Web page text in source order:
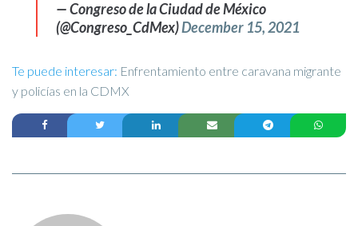
— Congreso de la Ciudad de México
(@Congreso_CdMex)December 15, 2021
Te puede interesar: Enfrentamiento entre caravana migrante
y policías en la CDMX